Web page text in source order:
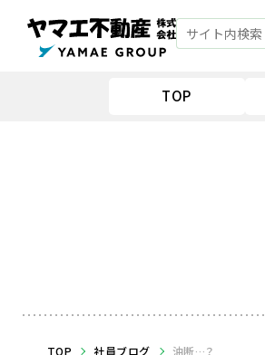
TOP
TOP 社員ブログ 油断…？